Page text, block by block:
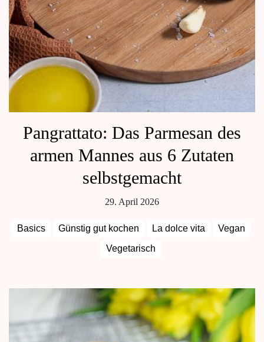
Pangrattato: Das Parmesan des
armen Mannes aus 6 Zutaten
selbstgemacht
29. April 2026
Basics Günstig gut kochen La dolce vita
Vegan
Vegetarisch